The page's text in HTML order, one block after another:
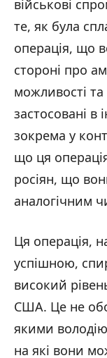
військові
те, як була
операція, що
стороні про
можливості
застосовані в
зокрема у
що ця
росіян, що
аналогічним
Ця операція,
успішною,
високий
США. Це не
якими
на які вони